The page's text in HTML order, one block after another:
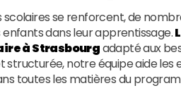
scolaires se renforcent, de
dans leur apprentissage.
à Strasbourgadapté aux
notre équipe aide
toutes les matières du